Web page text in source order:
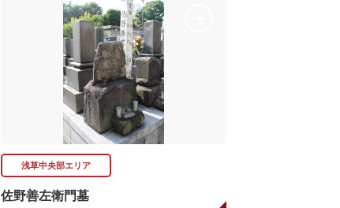
浅草中央部エリア
佐野善左衛門墓